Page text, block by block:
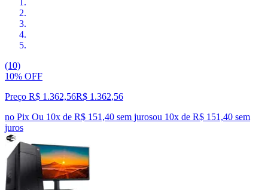
(10)
10% OFF
Preço R$ 1.362,56R$ 1.362,56
no Pix Ou 10x de R$ 151,40 sem jurosou 10x de R$ 151,40 sem
juros